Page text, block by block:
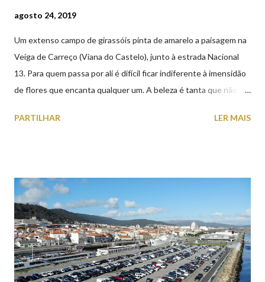
agosto 24, 2019
Um extenso campo de girassóis pinta de amarelo a paisagem na
Veiga de Carreço (Viana do Castelo), junto à estrada Nacional
13. Para quem passa por ali é difícil ficar indiferente à imensidão
de flores que encanta qualquer um. A beleza é tanta que não
aproveite a paisagem como cenário para tirar algumas
PARTILHAR LER MAIS